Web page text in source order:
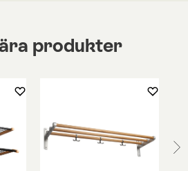
produkter